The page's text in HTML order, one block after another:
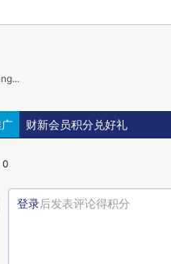
财新会员积分兑好礼
0
登录后发表评论得积分